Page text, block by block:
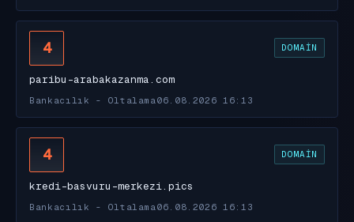
4 DOMAIN
paribu-arabakazanma.com
Bankacılık - Oltalama 06.08.2026 16:13
4 DOMAIN
kredi-basvuru-merkezi.pics
Bankacılık - Oltalama 06.08.2026 16:13